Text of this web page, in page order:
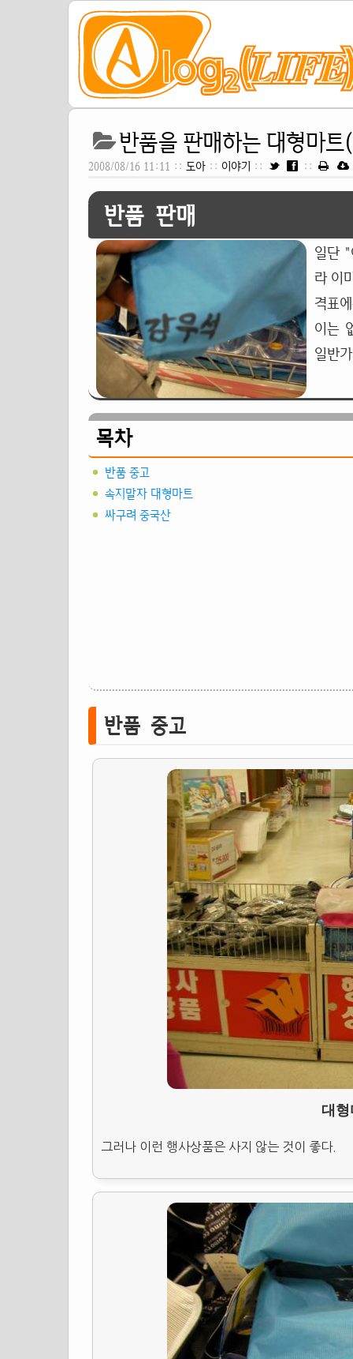
반품을 판매하는 대형마트
2008/08/16 11:11 :: 도아 :: 이야기 :: ::
반품 판매
일단
라 이
격표
이는
일반
목차
반품 중고
속지말자 대형마트
싸구려 중국산
반품 중고
대
그러나 이런 행사상품은 사지 않는 것이 좋다.